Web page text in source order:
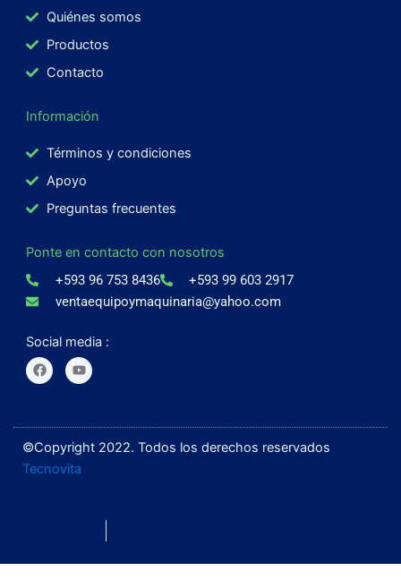
Quiénes somos
Productos
Contacto
Información
Términos y condiciones
Apoyo
Preguntas frecuentes
Ponte en contacto con nosotros
+593 96 753 8436
+593 99 603 2917
ventaequipoymaquinaria@yahoo.com
Social media :
F
a
c
o
o
k
Y
o
u
b
e
©Copyright 2022. Todos los derechos reservados
Tecnovita